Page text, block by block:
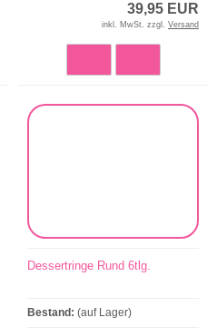
39,95 EUR
inkl. MwSt. zzgl. Versand
Dessertringe Rund 6tlg.
Bestand: (auf Lager)